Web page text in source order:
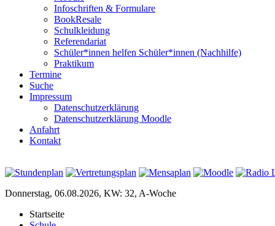
Infoschriften & Formulare
BookResale
Schulkleidung
Referendariat
Schüler*innen helfen Schüler*innen (Nachhilfe)
Praktikum
Termine
Suche
Impressum
Datenschutzerklärung
Datenschutzerklärung Moodle
Anfahrt
Kontakt
Donnerstag, 06.08.2026, KW: 32, A-Woche
Startseite